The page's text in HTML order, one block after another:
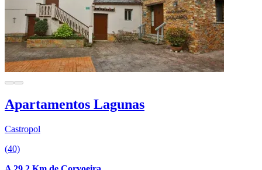
Apartamentos Lagunas
Castropol
(40)